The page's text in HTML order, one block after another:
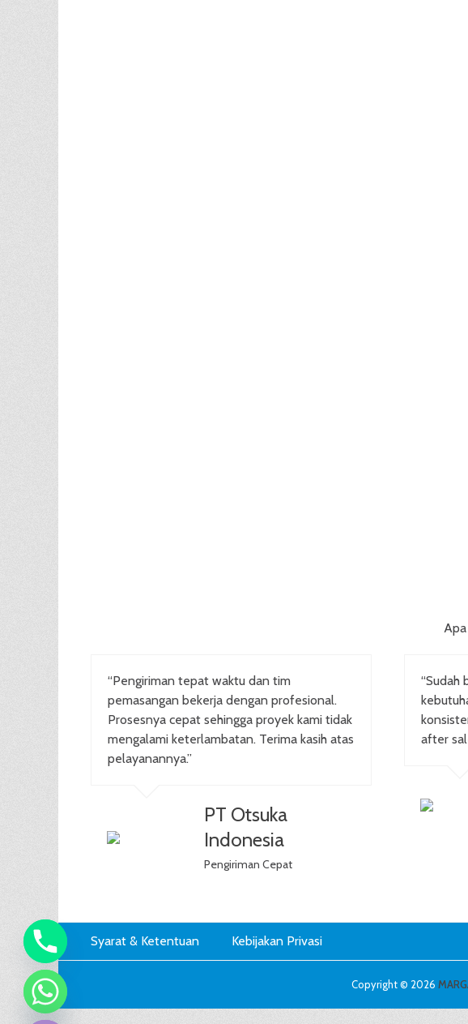
“Pengiriman tepat waktu dan tim
pemasangan bekerja dengan profesional.
Prosesnya cepat sehingga proyek kami tidak
mengalami keterlambatan. Terima kasih atas
pelayanannya.”
PT Otsuka
Indonesia
Pengiriman Cepat
“Sudah
after
Footer
Menu
Syarat & Ketentuan Kebijakan Privasi
Copyright © 2026
Hide
chaty